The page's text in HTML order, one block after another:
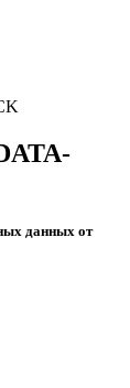
данных от